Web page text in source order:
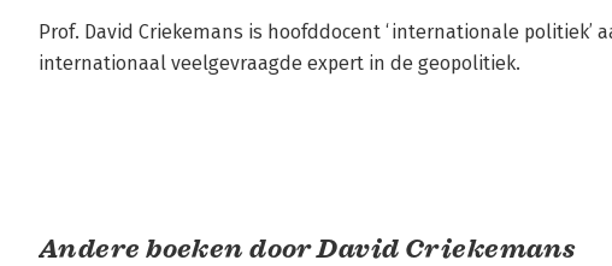
Prof. David Criekemans is hoofddocent ‘internationale politiek’
internationaal veelgevraagde expert in de geopolitiek.
Andere boeken door David Criekemans